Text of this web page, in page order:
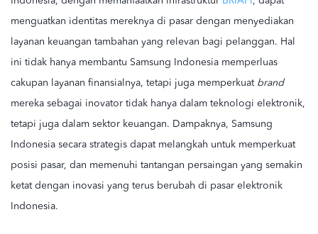
menguatkan identitas mereknya di pasar dengan menyediakan
layanan keuangan tambahan yang relevan bagi pelanggan. Hal
ini tidak hanya membantu Samsung Indonesia memperluas
cakupan layanan finansialnya, tetapi juga memperkuat brand
mereka sebagai inovator tidak hanya dalam teknologi elektronik,
tetapi juga dalam sektor keuangan. Dampaknya, Samsung
Indonesia secara strategis dapat melangkah untuk memperkuat
posisi pasar, dan memenuhi tantangan persaingan yang semakin
ketat dengan inovasi yang terus berubah di pasar elektronik
Indonesia.